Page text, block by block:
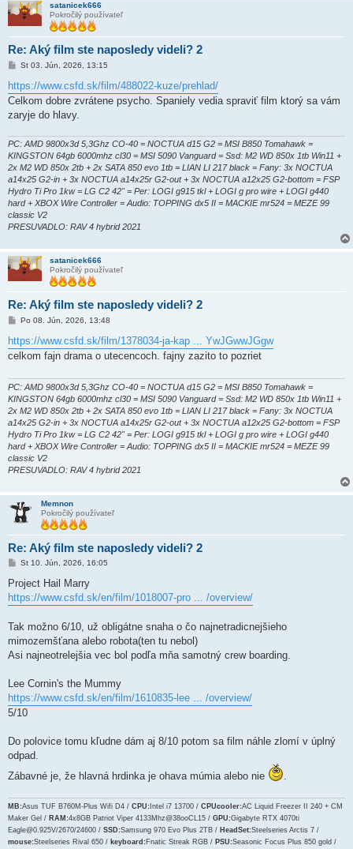
satanicek666
Pokročilý používateľ
Re: Aký film ste naposledy videli? 2
P
í
s
p
e
v
k
St 03. Jún, 2026, 13:15
https://www.csfd.sk/film/488022-kuze/prehlad/
Celkom dobre zvrátene psycho. Spaniely vedia spraviť film ktorý sa vám
zaryje do hlavy.
PC: AMD 9800x3d 5,3Ghz CO-40 = NOCTUA d15 G2 = MSI B850 Tomahawk =
KINGSTON 64gb 6000mhz cl30 = MSI 5090 Vanguard = Ssd: M2 WD 850x 1tb Win11 +
2x M2 WD 850x 2tb + 2x SATA 850 evo 1tb = LIAN LI 217 black = Fany: 3x NOCTUA
a14x25 G2-in + 3x NOCTUA a14x25r G2-out + 3x NOCTUA a12x25 G2-bottom = FSP
Hydro Ti Pro 1kw = LG C2 42" = Per: LOGI g915 tkl + LOGI g pro wire + LOGI g440
hard + XBOX Wire Controller = Audio: TOPPING dx5 II = MACKIE mr524 = MEZE 99
classic V2
PRESUVADLO: RAV 4 hybrid 2021
satanicek666
Pokročilý používateľ
Re: Aký film ste naposledy videli? 2
P
í
s
p
o
k
Po 08. Jún, 2026, 13:48
https://www.csfd.sk/film/1378034-ja-kap ... YwJGwwJGgw
celkom fajn drama o utecencoch. fajny zazito to pozriet
PC: AMD 9800x3d 5,3Ghz CO-40 = NOCTUA d15 G2 = MSI B850 Tomahawk =
KINGSTON 64gb 6000mhz cl30 = MSI 5090 Vanguard = Ssd: M2 WD 850x 1tb Win11 +
2x M2 WD 850x 2tb + 2x SATA 850 evo 1tb = LIAN LI 217 black = Fany: 3x NOCTUA
a14x25 G2-in + 3x NOCTUA a14x25r G2-out + 3x NOCTUA a12x25 G2-bottom = FSP
Hydro Ti Pro 1kw = LG C2 42" = Per: LOGI g915 tkl + LOGI g pro wire + LOGI g440
hard + XBOX Wire Controller = Audio: TOPPING dx5 II = MACKIE mr524 = MEZE 99
classic V2
PRESUVADLO: RAV 4 hybrid 2021
Memnon
Pokročilý používateľ
Re: Aký film ste naposledy videli? 2
P
í
p
o
k
St 10. Jún, 2026, 16:05
Project Hail Marry
https://www.csfd.sk/en/film/1018007-pro ... /overview/
Tak možno 6/10, už obligátne snaha o čo najnetradicnejšieho
mimozemšťana alebo robota(ten tu nebol)
Asi najneotrelejšia vec bol podľa mňa samotný crew boarding.
Lee Cornin's the Mummy
https://www.csfd.sk/en/film/1610835-lee ... /overview/
5/10
Do polovice tomu kľudne dám aj 8/10 potom sa film náhle zlomí v úplný
odpad.
Zábavné je, že hlavná hrdinka je ohava múmia alebo nie
.
MB:Asus TUF B760M-Plus Wifi D4 / CPU: Intel i7 13700 / CPUcooler:AC Liquid Freezer II 240 + CM
Maker Gel / RAM:4x8GB Patriot Viper 4133Mhz@38ooCL15 / GPU:Gigabyte RTX 4070ti
Eagle@0.925V/2670/24600 / SSD:Samsung 970 Evo Plus 2TB / HeadSet:Steelseries Arctis 7 /
mouse:Steelseries Rival 650 / keyboard:Fnatic Streak RGB / PSU:Seasonic Focus Plus 850 gold /